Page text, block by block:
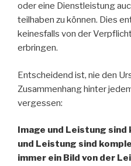
oder eine Dienstleistung
teilhaben zu können. Dies
keinesfalls von der
erbringen.
Entscheidend ist, nie den
Zusammenhang hinter
vergessen:
Image und Leistung
und Leistung sind
immer ein Bild von der